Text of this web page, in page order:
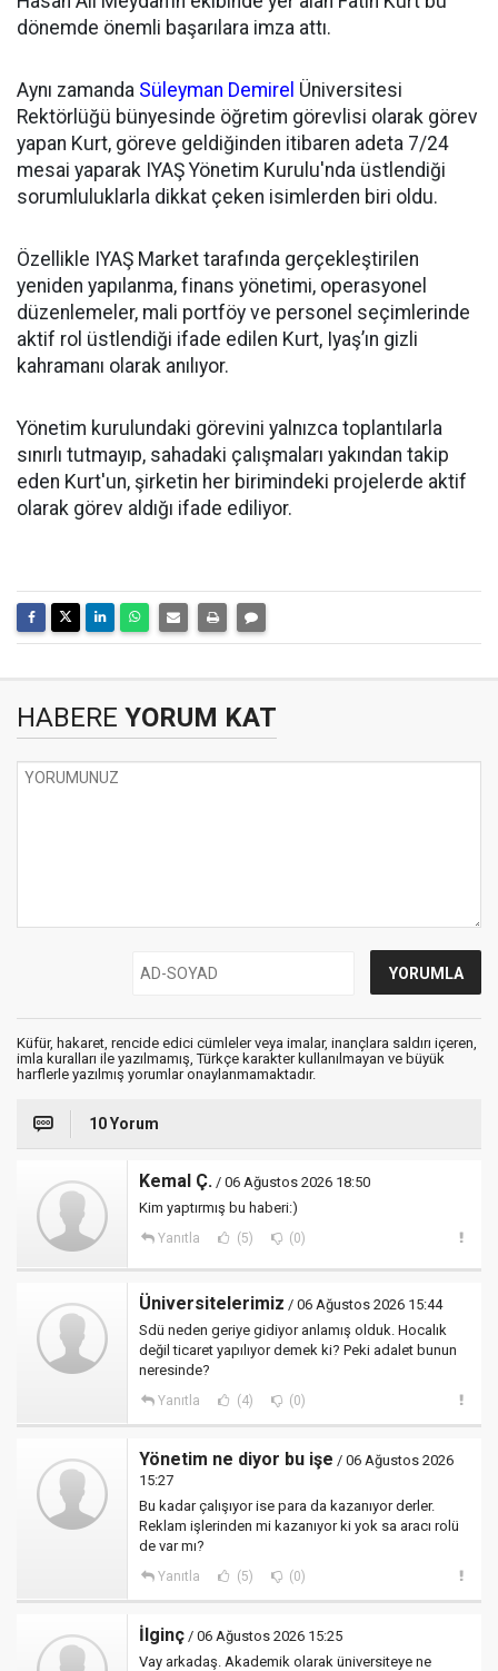
dönemde önemli başarılara imza attı.
Aynı zamanda Süleyman Demirel Üniversitesi
Rektörlüğü bünyesinde öğretim görevlisi olarak görev
yapan Kurt, göreve geldiğinden itibaren adeta 7/24
mesai yaparak IYAŞ Yönetim Kurulu'nda üstlendiği
sorumluluklarla dikkat çeken isimlerden biri oldu.
Özellikle IYAŞ Market tarafında gerçekleştirilen
yeniden yapılanma, finans yönetimi, operasyonel
düzenlemeler, mali portföy ve personel seçimlerinde
aktif rol üstlendiği ifade edilen Kurt, Iyaş’ın gizli
kahramanı olarak anılıyor.
Yönetim kurulundaki görevini yalnızca toplantılarla
sınırlı tutmayıp, sahadaki çalışmaları yakından takip
eden Kurt'un, şirketin her birimindeki projelerde aktif
olarak görev aldığı ifade ediliyor.
HABERE YORUM KAT
Küfür, hakaret, rencide edici cümleler veya imalar, inançlara saldırı içeren,
imla kuralları ile yazılmamış, Türkçe karakter kullanılmayan ve büyük
harflerle yazılmış yorumlar onaylanmamaktadır.
10 Yorum
Kemal Ç. / 06 Ağustos 2026 18:50
Kim yaptırmış bu haberi:)
Yanıtla (5) (0)
Üniversitelerimiz / 06 Ağustos 2026 15:44
Sdü neden geriye gidiyor anlamış olduk. Hocalık
değil ticaret yapılıyor demek ki? Peki adalet bunun
neresinde?
Yanıtla (4) (0)
Yönetim ne diyor bu işe / 06 Ağustos 2026
15:27
Bu kadar çalışıyor ise para da kazanıyor derler.
Reklam işlerinden mi kazanıyor ki yok sa aracı rolü
de var mı?
Yanıtla (5) (0)
İlginç / 06 Ağustos 2026 15:25
Vay arkadaş. Akademik olarak üniversiteye ne